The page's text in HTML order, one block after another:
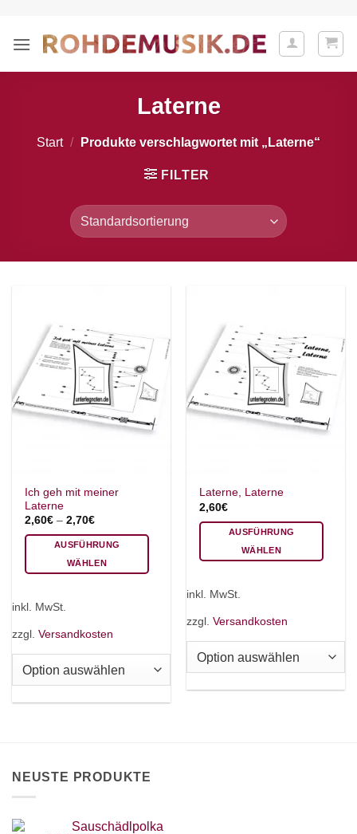
springen
Laterne
Start / Produkte verschlagwortet mit „Laterne“
FILTER
Ich geh mit meiner
Laterne
2,60€ –2,70€
AUSFÜHRUNG
WÄHLEN
mehrere
auf.
gewählt
werden
inkl. MwSt.
zzgl. Versandkosten
Laterne, Laterne
2,60€
AUSFÜHRUNG
WÄHLEN
weist
mehrere
auf.
inkl. MwSt.
zzgl. Versandkosten
NEUSTE PRODUKTE
Sauschädlpolka